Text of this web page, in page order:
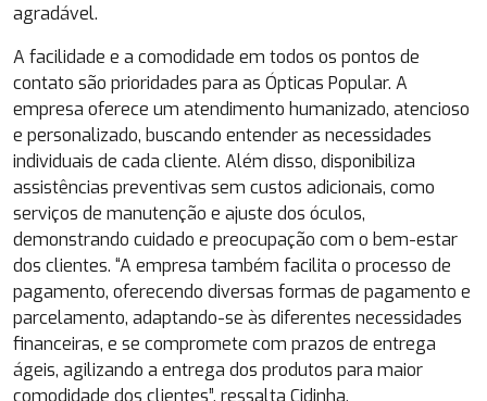
agradável.
A facilidade e a comodidade em todos os pontos de
contato são prioridades para as Ópticas Popular. A
empresa oferece um atendimento humanizado, atencioso
e personalizado, buscando entender as necessidades
individuais de cada cliente. Além disso, disponibiliza
assistências preventivas sem custos adicionais, como
serviços de manutenção e ajuste dos óculos,
demonstrando cuidado e preocupação com o bem-estar
dos clientes. “A empresa também facilita o processo de
pagamento, oferecendo diversas formas de pagamento e
parcelamento, adaptando-se às diferentes necessidades
financeiras, e se compromete com prazos de entrega
ágeis, agilizando a entrega dos produtos para maior
comodidade dos clientes”, ressalta Cidinha.